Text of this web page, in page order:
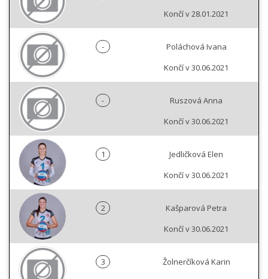
Končí v 28.01.2021
-
Poláchová Ivana
Končí v 30.06.2021
-
Ruszová Anna
Končí v 30.06.2021
1
Jedličková Elen
Končí v 30.06.2021
2
Kašparová Petra
Končí v 30.06.2021
3
Žolnerčíková Karin